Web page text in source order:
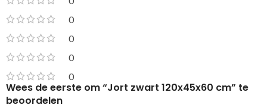
0
0
0
0
Wees de eerste om “Jort zwart 120x45x60 cm” te
beoordelen